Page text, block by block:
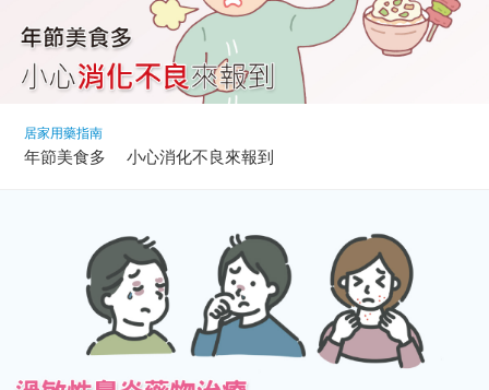
居家用藥指南
年節美食多 小心消化不良來報到